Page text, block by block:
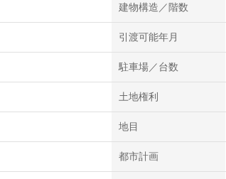
建物構造／階数
引渡可能年月
駐車場／台数
土地権利
地目
都市計画